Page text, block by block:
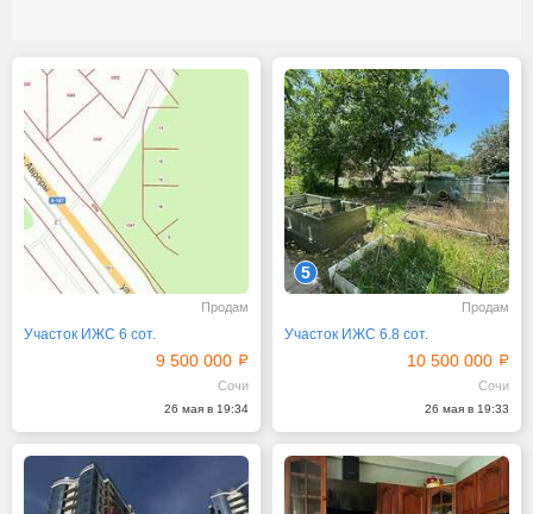
Продам
Участок ИЖС 6 сот.
9 500 000
Сочи
26 мая в 19:34
5
Продам
Участок ИЖС 6.8 сот.
10 500 000
Сочи
26 мая в 19:33